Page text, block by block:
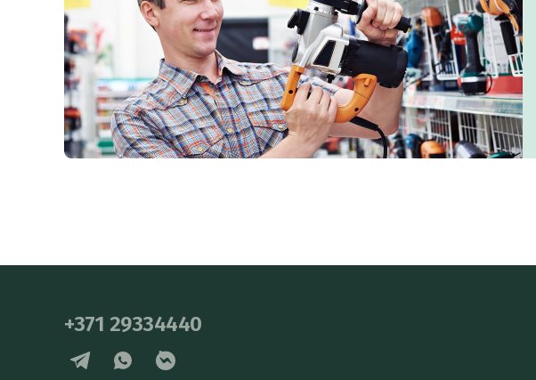
+371 29334440